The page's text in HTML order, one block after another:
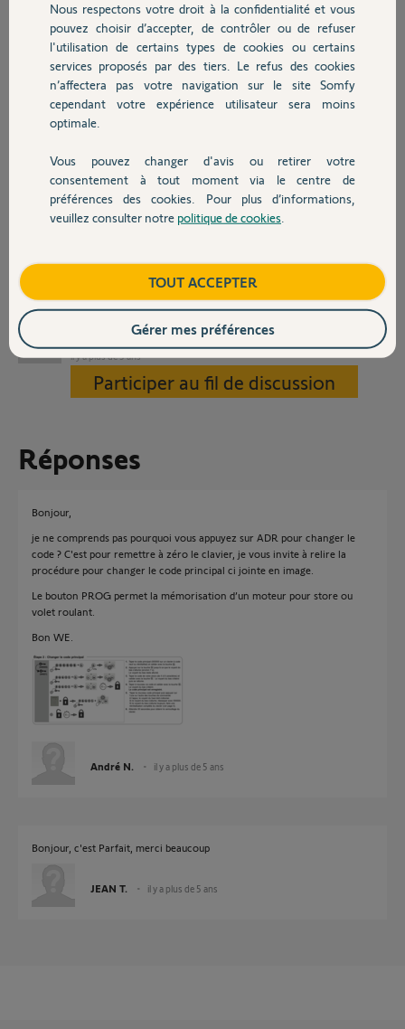
Chauffage
Autres produits
Devis avec un pro
Contact
ne s'ouvre plus:
Maintenez le bouton ADR jusqu'au clignotement des deux voyants
en façade
Ensuite tapez 6 fois la touche 0 suivit d'un appui bref (<0.5s) sur le
bouton "S"
(Maintenez ensuite la touche SET jusqu'à ce que le voyant du bas
s'allume fixe
(<0.5s) sur "S", le voyant du bas s'éteint et se rallume
Retapez votre code personnel, identique à celui que vous venez de
taper pour le confirmer et faites un appui bref (<0.5s) sur "S" le code
est changé)
l'arrière du clavier?
Cordialement
Joyeuses Pâques
il y a plus de 5 ans
Participer au fil de discussion
Réponses
Bonjour,
je ne comprends pas pourquoi vous appuyez sur ADR pour changer le
code ? C'est pour remettre à zéro le clavier, je vous invite à relire la
procédure pour changer le code principal ci jointe en image.
Le bouton PROG permet la mémorisation d’un moteur pour store ou
volet roulant.
Bon WE.
André N. il y a plus de 5 ans
Bonjour, c'est Parfait, merci beaucoup
JEAN T. il y a plus de 5 ans
Nous respectons votre droit à la confidentialité et vous
pouvez choisir d’accepter, de contrôler ou de refuser
l'utilisation de certains types de cookies ou certains
services proposés par des tiers. Le refus des cookies
n’affectera pas votre navigation sur le site Somfy
cependant votre expérience utilisateur sera moins
optimale.
Vous pouvez changer d'avis ou retirer votre
consentement à tout moment via le centre de
préférences des cookies. Pour plus d’informations,
veuillez consulter notre politique de cookies
TOUT ACCEPTER
Gérer mes préférences